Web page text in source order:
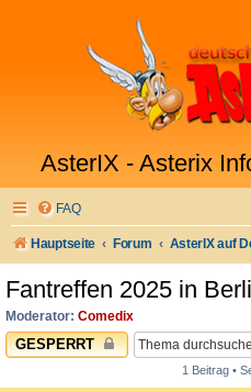
AsterIX - Asterix
FAQ
Hauptseite Forum AsterIX auf
Fantreffen 2025 in
Moderator: Comedix
GESPERRT
1 Beitrag •